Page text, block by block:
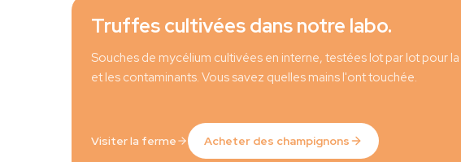
Truffes cultivées dans notre labo.
Souches de mycélium cultivées en interne, testées lot par lot pour
et les contaminants. Vous savez quelles mains l'ont touchée.
Visiter la ferme Acheter des champignons